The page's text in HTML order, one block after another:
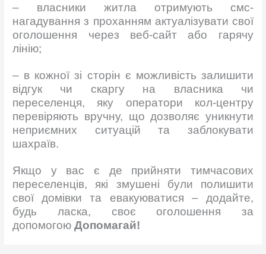
– власники житла отримують смс-
нагадування з проханням актуалізувати свої
оголошення через веб-сайт або гарячу
лінію;
– в кожної зі сторін є можливість залишити
відгук чи скаргу на власника чи
переселенця, яку оператори кол-центру
перевіряють вручну, що дозволяє уникнути
неприємних ситуацій та заблокувати
шахраїв.
Якщо у вас є де прийняти тимчасових
переселенців, які змушені були полишити
свої домівки та евакуюватися – додайте,
будь ласка, своє оголошення за
допомогоюДопомагай!